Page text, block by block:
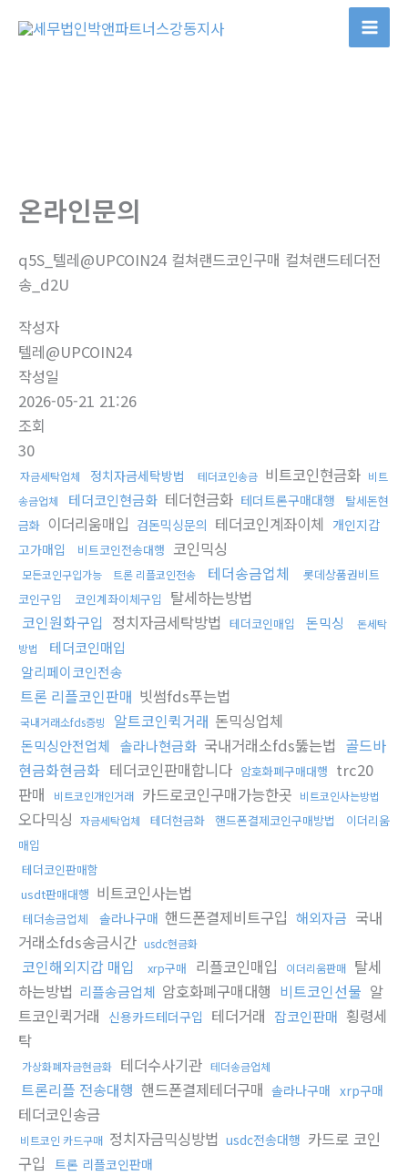
온라인문의
q5S_텔레@UPCOIN24 컬쳐랜드코인구매 컬쳐랜드테더전
송_d2U
작성자
텔레@UPCOIN24
작성일
2026-05-21 21:26
조회
30
자금세탁업체 정치자금세탁방법 테더코인송금 비트코인현금화 비트
송금업체
테더코인현금화 테더현금화 테더트론구매대행
탈세돈현
금화 이더리움매입 검돈믹싱문의 테더코인계좌이체 개인지갑
고가매입
비트코인전송대행 코인믹싱
모든코인구입가능 트론 리플코인전송 테더송금업체
롯데상품권비트
코인구입
코인계좌이체구입
탈세하는방법
코인원화구입 정치자금세탁방법 테더코인매입 돈믹싱
돈세탁
방법
테더코인매입
알리페이코인전송
트론 리플코인판매 빗썸fds푸는법
국내거래소fds증빙 알트코인퀵거래 돈믹싱업체
돈믹싱안전업체 솔라나현금화 국내거래소fds뚫는법 골드바
현금화현금화 테더코인판매합니다 암호화폐구매대행 trc20
판매
비트코인개인거래 카드로코인구매가능한곳 비트코인사는방법
오다믹싱 자금세탁업체 테더현금화 핸드폰결제코인구매방법
이더리움
매입
테더코인판매함
usdt판매대행 비트코인사는법
테더송금업체 솔라나구매 핸드폰결제비트구입 해외자금 국내
거래소fds송금시간 usdc현금화
코인해외지갑 매입 xrp구매 리플코인매입 이더리움판매 탈세
하는방법 리플송금업체 암호화폐구매대행 비트코인선물 알
트코인퀵거래 신용카드테더구입 테더거래 잡코인판매 횡령세
탁
가상화폐자금현금화 테더수사기관 테더송금업체
트론리플 전송대행 핸드폰결제테더구매 솔라나구매 xrp구매
테더코인송금
비트코인 카드구매 정치자금믹싱방법 usdc전송대행 카드로 코인
구입 트론 리플코인판매